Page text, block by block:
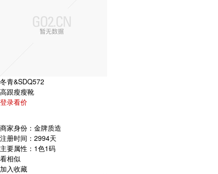
冬青&SDQ572
高跟瘦瘦靴
登录看价
商家身份： 金牌质造
注册时间： 2994天
主要属性： 1色1码
看相似
加入收藏